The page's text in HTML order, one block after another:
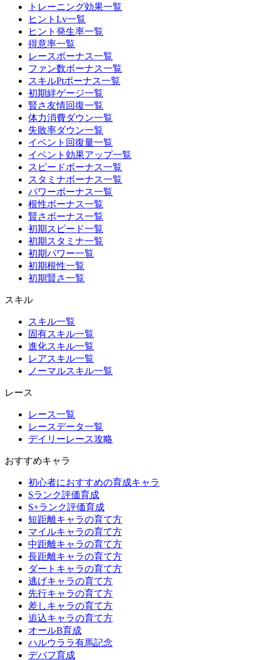
トレーニング効果一覧
ヒントLv一覧
ヒント発生率一覧
得意率一覧
レースボーナス一覧
ファン数ボーナス一覧
スキルPtボーナス一覧
初期絆ゲージ一覧
賢さ友情回復一覧
体力消費ダウン一覧
失敗率ダウン一覧
イベント回復量一覧
イベント効果アップ一覧
スピードボーナス一覧
スタミナボーナス一覧
パワーボーナス一覧
根性ボーナス一覧
賢さボーナス一覧
初期スピード一覧
初期スタミナ一覧
初期パワー一覧
初期根性一覧
初期賢さ一覧
スキル
スキル一覧
固有スキル一覧
進化スキル一覧
レアスキル一覧
ノーマルスキル一覧
レース
レース一覧
レースデータ一覧
デイリーレース攻略
おすすめキャラ
初心者におすすめの育成キャラ
Sランク評価育成
S+ランク評価育成
短距離キャラの育て方
マイルキャラの育て方
中距離キャラの育て方
長距離キャラの育て方
ダートキャラの育て方
逃げキャラの育て方
先行キャラの育て方
差しキャラの育て方
追込キャラの育て方
オールB育成
ハルウララ有馬記念
デバフ育成